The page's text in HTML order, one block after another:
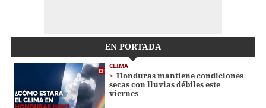
EN PORTADA
CLIMA
Honduras mantiene condiciones
secas con lluvias débiles este
viernes